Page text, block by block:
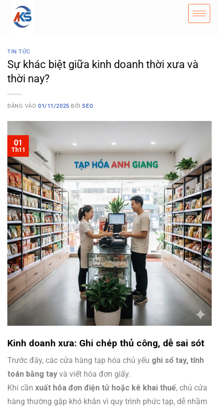
TIN TỨC
Sự khác biệt giữa kinh doanh thời xưa và
thời nay?
ĐĂNG VÀO01/11/2025 BỞISEO
01
Th11
Kinh doanh xưa: Ghi chép thủ công, dễ sai sót
Trước đây, các cửa hàng tạp hóa chủ yếu ghi sổ tay, tính
toán bằng tay và viết hóa đơn giấy.
Khi cần xuất hóa đơn điện tử hoặc kê khai thuế, chủ cửa
hàng thường gặp khó khăn vì quy trình phức tạp, dễ nhầm